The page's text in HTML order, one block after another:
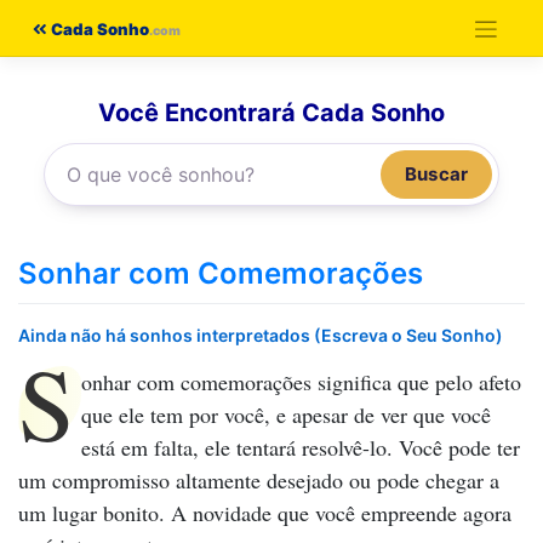
Cada Sonho
Você Encontrará Cada Sonho
Buscar
Sonhar com Comemorações
Ainda não há sonhos interpretados (Escreva o Seu Sonho)
S onhar com comemorações significa que pelo afeto
que ele tem por você, e apesar de ver que você
está em falta, ele tentará resolvê-lo. Você pode ter
um compromisso altamente desejado ou pode chegar a
um lugar bonito. A novidade que você empreende agora